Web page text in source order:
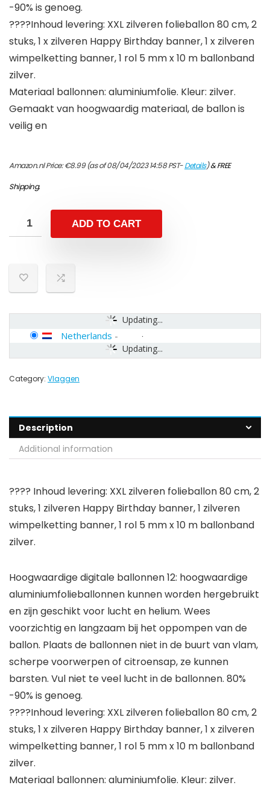
-90% is genoeg.
????Inhoud levering: XXL zilveren folieballon 80 cm, 2
stuks, 1 x zilveren Happy Birthday banner, 1 x zilveren
wimpelketting banner, 1 rol 5 mm x 10 m ballonband
zilver.
Materiaal ballonnen: aluminiumfolie. Kleur: zilver.
Gemaakt van hoogwaardig materiaal, de ballon is
veilig en
Amazon.nl Price:€8.99(as of 08/04/2023 14:58 PST-Details)&FREE
Shipping.
ADD TO CART
Updating...
Updating...
Netherlands -
Category: Vlaggen
Description
Additional information
???? Inhoud levering: XXL zilveren folieballon 80 cm, 2
stuks, 1 zilveren Happy Birthday banner, 1 zilveren
wimpelketting banner, 1 rol 5 mm x 10 m ballonband
zilver.
Hoogwaardige digitale ballonnen 12: hoogwaardige
aluminiumfolieballonnen kunnen worden hergebruikt
en zijn geschikt voor lucht en helium. Wees
voorzichtig en langzaam bij het oppompen van de
ballon. Plaats de ballonnen niet in de buurt van vlam,
scherpe voorwerpen of citroensap, ze kunnen
barsten. Vul niet te veel lucht in de ballonnen. 80%
-90% is genoeg.
????Inhoud levering: XXL zilveren folieballon 80 cm, 2
stuks, 1 x zilveren Happy Birthday banner, 1 x zilveren
wimpelketting banner, 1 rol 5 mm x 10 m ballonband
zilver.
Materiaal ballonnen: aluminiumfolie. Kleur: zilver.